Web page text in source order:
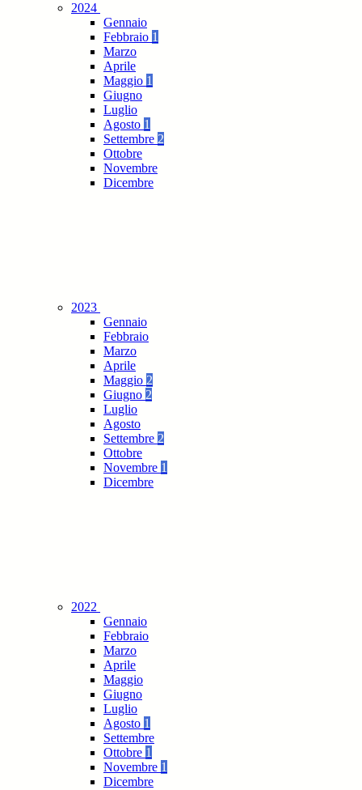
2024
Gennaio
Febbraio 1
Marzo
Aprile
Maggio 1
Giugno
Luglio
Agosto 1
Settembre 2
Ottobre
Novembre
Dicembre
2023
Gennaio
Febbraio
Marzo
Aprile
Maggio 2
Giugno 2
Luglio
Agosto
Settembre 2
Ottobre
Novembre 1
Dicembre
2022
Gennaio
Febbraio
Marzo
Aprile
Maggio
Giugno
Luglio
Agosto 1
Settembre
Ottobre 1
Novembre 1
Dicembre